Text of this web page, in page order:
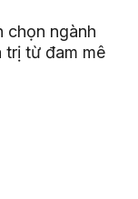
chọn ngành
trị từ đam mê